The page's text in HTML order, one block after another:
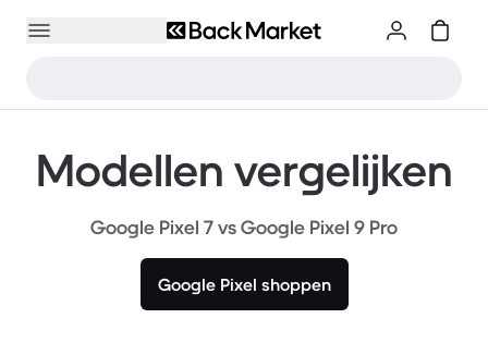
Modellen vergelijken
Google Pixel 7 vs Google Pixel 9 Pro
Google Pixel shoppen